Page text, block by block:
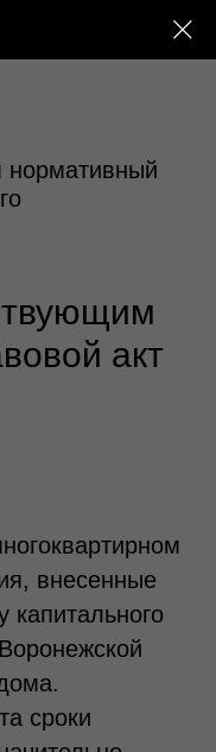
акт
внесенные
капитального
сроки